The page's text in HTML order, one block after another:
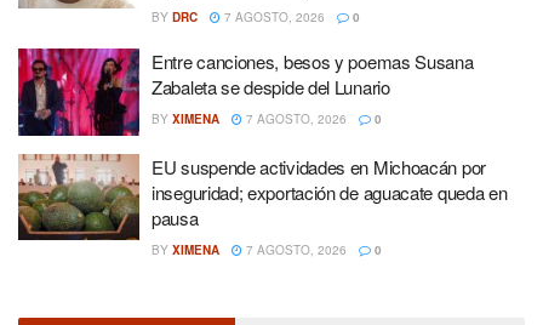
BY DRC 7 AGOSTO, 2026 0
Entre canciones, besos y poemas Susana
Zabaleta se despide del Lunario
BY XIMENA 7 AGOSTO, 2026 0
EU suspende actividades en Michoacán por
inseguridad; exportación de aguacate queda en
pausa
BY XIMENA 7 AGOSTO, 2026 0